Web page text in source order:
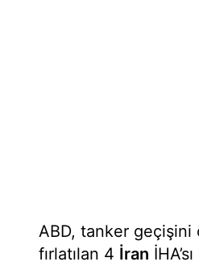
ABD, tanker geçişini
fırlatılan 4 İran